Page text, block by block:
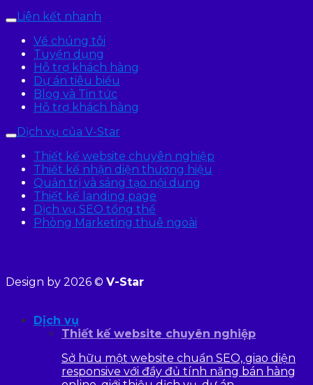
Liên kết nhanh
Về chúng tôi
Tuyển dụng
Hỗ trợ khách hàng
Dự án tiêu biểu
Blog và Tin tức
Hỗ trợ khách hàng
Dịch vụ của V-Star
Thiết kế website chuyên nghiệp
Thiết kế nhận diện thương hiệu
Quản trị và sáng tạo nội dung
Thiết kế landing page
Dịch vụ SEO tổng thể
Phòng Marketing thuê ngoài
Design by 2026 © V-Star
Dịch vụ
Thiết kế website chuyên nghiệp
Sở hữu một website chuẩn SEO, giao diện
responsive với đầy đủ tính năng bán hàng